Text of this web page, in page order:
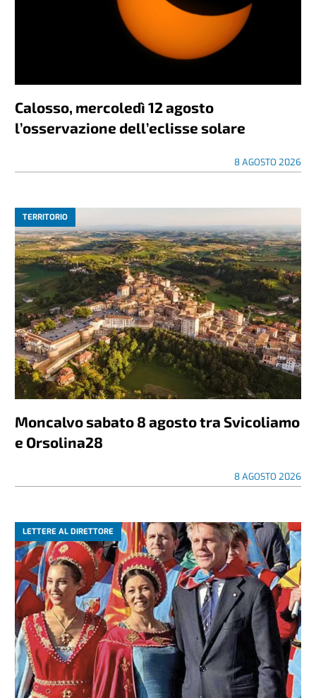
Calosso, mercoledì 12 agosto
l’osservazione dell’eclisse solare
8 AGOSTO 2026
TERRITORIO
Moncalvo sabato 8 agosto tra Svicoliamo
e Orsolina28
8 AGOSTO 2026
LETTERE AL DIRETTORE